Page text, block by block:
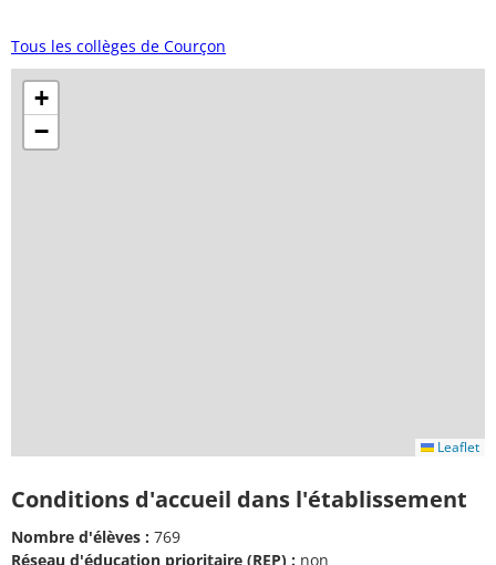
Tous les collèges de Courçon
+
−
Leaflet
Conditions d'accueil dans l'établissement
Nombre d'élèves : 769
Réseau d'éducation prioritaire (REP) : non